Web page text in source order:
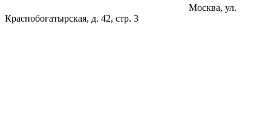
Москва, ул.
Краснобогатырская, д. 42, стр. 3